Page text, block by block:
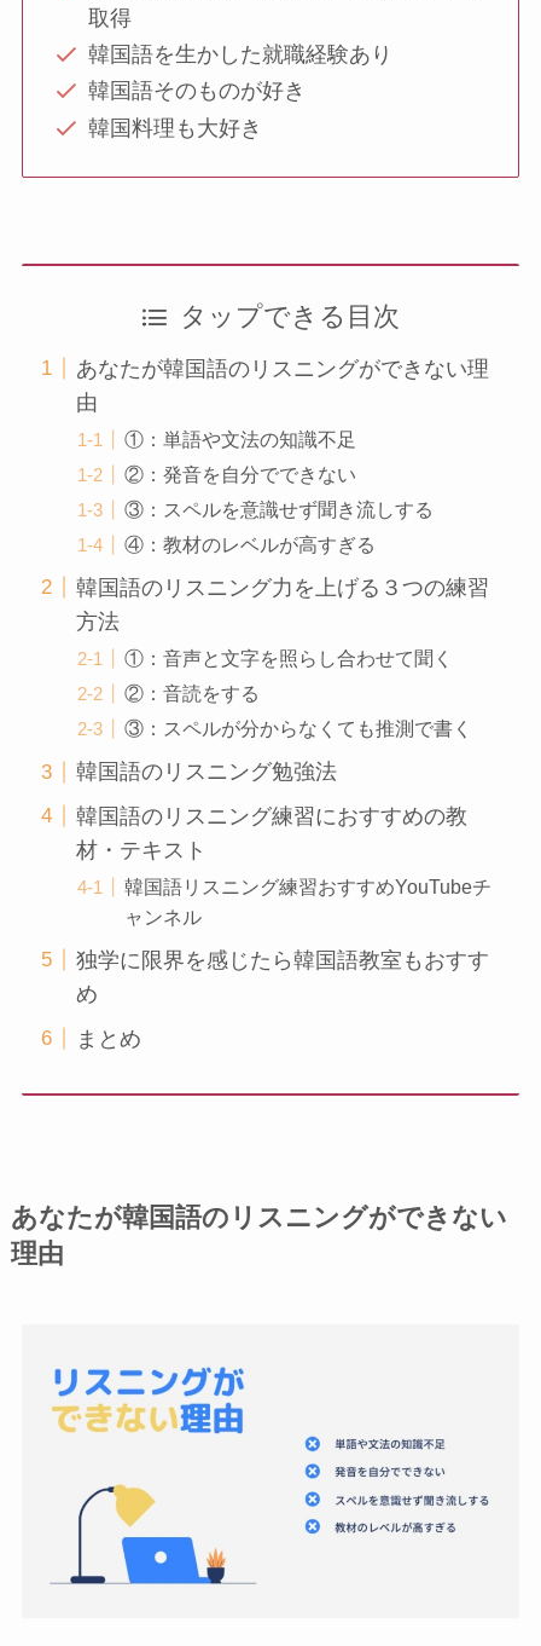
取得
韓国語を生かした就職経験あり
韓国語そのものが好き
韓国料理も大好き
タップできる目次
あなたが韓国語のリスニングができない理
由
①：単語や文法の知識不足
②：発音を自分でできない
③：スペルを意識せず聞き流しする
④：教材のレベルが高すぎる
韓国語のリスニング力を上げる３つの練習
方法
①：音声と文字を照らし合わせて聞く
②：音読をする
③：スペルが分からなくても推測で書く
韓国語のリスニング勉強法
韓国語のリスニング練習におすすめの教
材・テキスト
韓国語リスニング練習おすすめYouTubeチ
ャンネル
独学に限界を感じたら韓国語教室もおすす
め
まとめ
あなたが韓国語のリスニングができない
理由